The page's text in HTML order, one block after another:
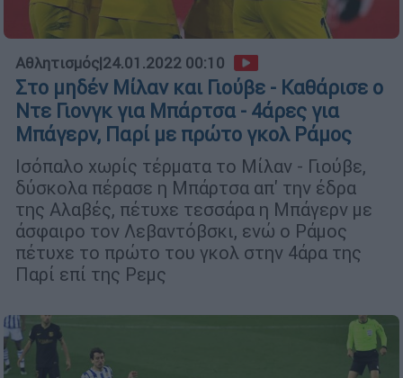
Αθλητισμός|24.01.2022 00:10
Στο μηδέν Μίλαν και Γιούβε - Καθάρισε ο
Ντε Γιονγκ για Μπάρτσα - 4άρες για
Μπάγερν, Παρί με πρώτο γκολ Ράμος
Ισόπαλο χωρίς τέρματα το Μίλαν - Γιούβε,
δύσκολα πέρασε η Μπάρτσα απ' την έδρα
της Αλαβές, πέτυχε τεσσάρα η Μπάγερν με
άσφαιρο τον Λεβαντόβσκι, ενώ ο Ράμος
πέτυχε το πρώτο του γκολ στην 4άρα της
Παρί επί της Ρεμς